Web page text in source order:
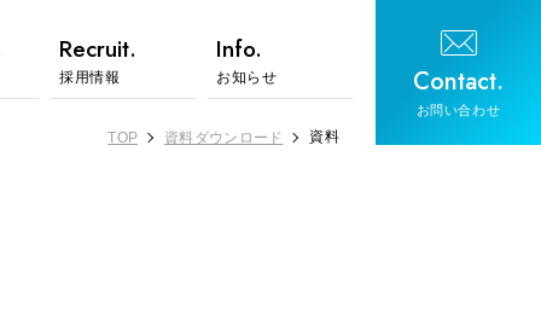
Recruit.
採用情報
Info.
お知らせ Contact.
お問い合わせ
TOP 資料ダウンロード 資料